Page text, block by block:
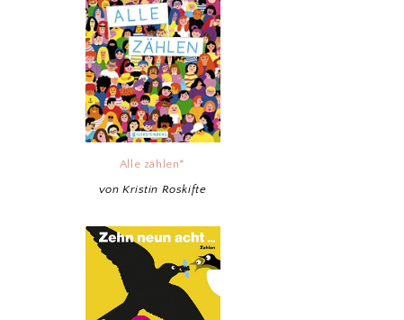
Alle zählen*
von Kristin Roskifte